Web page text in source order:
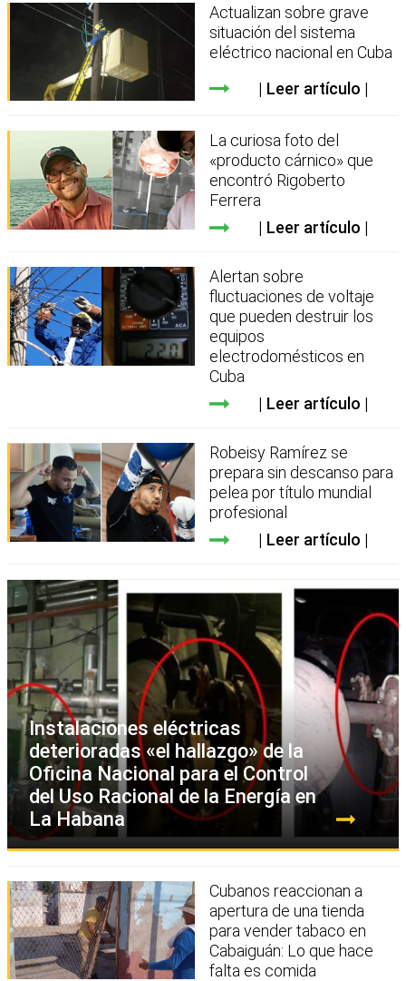
Actualizan sobre grave
situación del sistema
eléctrico nacional en Cuba
Leer artículo
La curiosa foto del
«producto cárnico» que
encontró Rigoberto
Ferrera
Leer artículo
Alertan sobre
fluctuaciones de voltaje
que pueden destruir los
equipos
electrodomésticos en
Cuba
Leer artículo
Robeisy Ramírez se
prepara sin descanso para
pelea por título mundial
profesional
Leer artículo
Instalaciones eléctricas
deterioradas «el hallazgo» de la
Oficina Nacional para el Control
del Uso Racional de la Energía en
La Habana
Cubanos reaccionan a
apertura de una tienda
para vender tabaco en
Cabaiguán: Lo que hace
falta es comida